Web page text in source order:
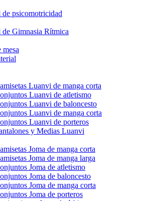
de psicomotricidad
de Gimnasia Rítmica
mesa
Luanvi de manga corta
Luanvi de atletismo
Luanvi de baloncesto
Luanvi de manga corta
Luanvi de porteros
y Medias Luanvi
Joma de manga corta
Joma de manga larga
Joma de atletismo
Joma de baloncesto
Joma de manga corta
Joma de porteros